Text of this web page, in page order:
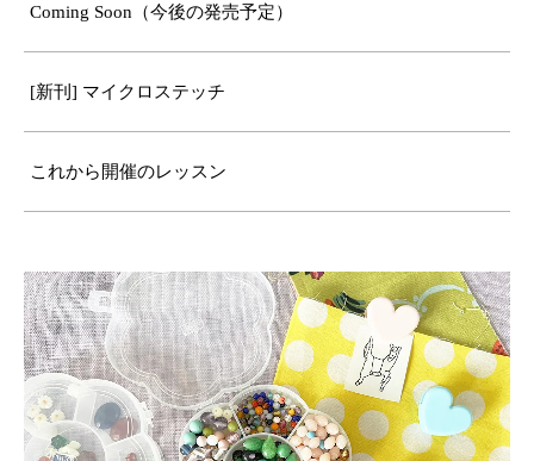
Coming Soon（今後の発売予定）
[新刊] マイクロステッチ
これから開催のレッスン